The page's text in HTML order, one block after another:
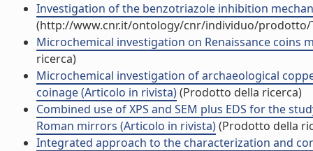
Investigation of the benzotriazole inhibition
(http://www.cnr.it/ontology/cnr/individuo/prodotto/
Microchemical investigation on Renaissance coins
ricerca)
Microchemical investigation of archaeological
coinage (Articolo in rivista)(Prodotto della ricerca)
Combined use of XPS and SEM plus EDS for the
Roman mirrors (Articolo in rivista)(Prodotto della
Integrated approach to the characterization and